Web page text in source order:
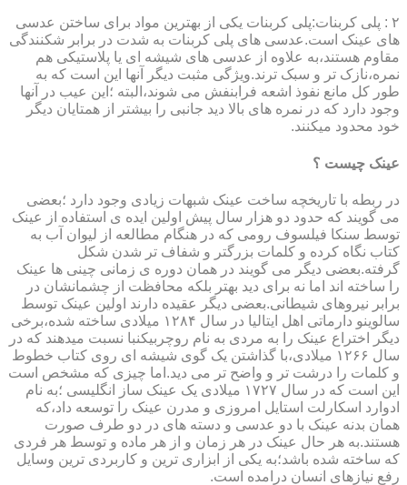
۲ : پلی کربنات:پلی کربنات یکی از بهترین مواد برای ساختن عدسی
های عینک است.عدسی های پلی کربنات به شدت در برابر شکنندگی
مقاوم هستند،به علاوه از عدسی های شیشه ای یا پلاستیکی هم
نمره،نازک تر و سبک ترند.ویژگی مثبت دیگر آنها این است که به
طور کل مانع نفوذ اشعه فرابنفش می شوند،البته ؛این عیب در آنها
وجود دارد که در نمره های بالا دید جانبی را بیشتر از همتایان دیگر
خود محدود میکنند.
عینک چیست ؟
در ربطه با تاریخچه ساخت عینک شبهات زیادی وجود دارد ؛بعضی
می گویند که حدود دو هزار سال پیش اولین ایده ی استفاده از عینک
توسط سنکا فیلسوف رومی که در هنگام مطالعه از لیوان آب به
کتاب نگاه کرده و کلمات بزرگتر و شفاف تر شدن شکل
گرفته.بعضی دیگر می گویند در همان دوره ی زمانی چینی ها عینک
را ساخته اند اما نه برای دید بهتر بلکه محافظت از چشمانشان در
برابر نیروهای شیطانی.بعضی دیگر عقیده دارند اولین عینک توسط
سالوینو دارماتی اهل ایتالیا در سال ۱۲۸۴ میلادی ساخته شده،برخی
دیگر اختراع عینک را به مردی به نام روچربیکنبا نسبت میدهند که در
سال ۱۲۶۶ میلادی،با گذاشتن یک گوی شیشه ای روی کتاب خطوط
و کلمات را درشت تر و واضح تر می دید.اما چیزی که مشخص است
این است که در سال ۱۷۲۷ میلادی یک عینک ساز انگلیسی ؛به نام
ادوارد اسکارلت استایل امروزی و مدرن عینک را توسعه داد،که
همان بدنه عینک با دو عدسی و دسته های در دو طرف صورت
هستند.به هر حال عینک در هر زمان و از هر ماده و توسط هر فردی
که ساخته شده باشد؛به یکی از ابزاری ترین و کاربردی ترین وسایل
رفع نیازهای انسان درامده است.